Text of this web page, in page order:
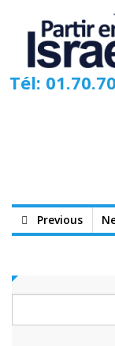
Tél:
Previous